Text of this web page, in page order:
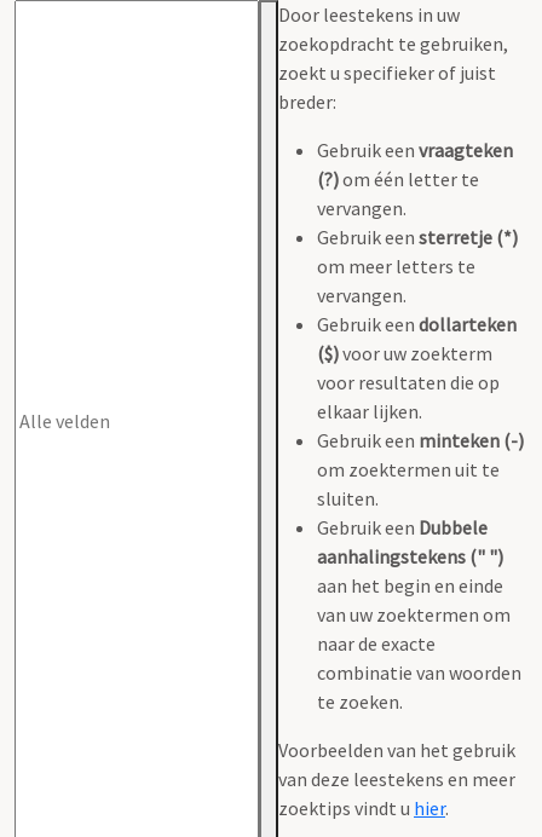
Door leestekens in uw
zoekopdracht te gebruiken,
zoekt u specifieker of juist
breder:
Gebruik een vraagteken
(?)om één letter te
vervangen.
Gebruik een sterretje (*)
om meer letters te
vervangen.
Gebruik een dollarteken
($)voor uw zoekterm
voor resultaten die op
elkaar lijken.
Gebruik een minteken (-)
om zoektermen uit te
sluiten.
Gebruik een Dubbele
aanhalingstekens (" ")
aan het begin en einde
van uw zoektermen om
naar de exacte
combinatie van woorden
te zoeken.
Voorbeelden van het gebruik
van deze leestekens en meer
zoektips vindt u hier.